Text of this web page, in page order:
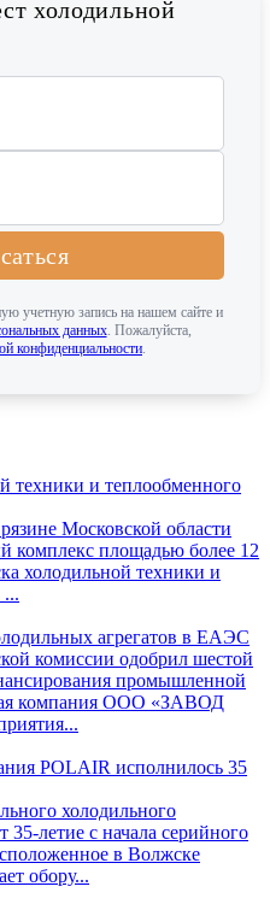
холодильной
учетную запись на нашем сайте и
данных. Пожалуйста,
конфиденциальности.
техники и теплообменного
Московской области
комплекс площадью более 12
холодильной техники и
...
агрегатов в ЕАЭС
комиссии одобрил шестой
промышленной
компания ООО «ЗАВОД
POLAIR исполнилось 35
холодильного
летие с начала серийного
в Волжске
обору...